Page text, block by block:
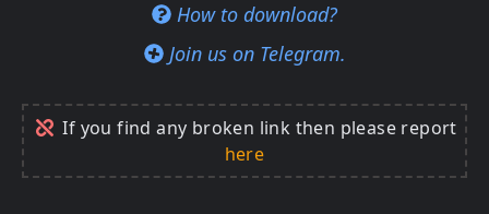
How to download?
Join us on Telegram.
If you find any broken link then please report
here